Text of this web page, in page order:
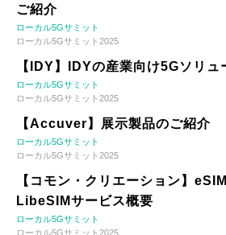
ご紹介
ローカル5Gサミット
ローカル5Gサミット2025
【IDY】IDYの産業向け5Gソリュ
ローカル5Gサミット
ローカル5Gサミット2025
【Accuver】展示製品のご紹介
ローカル5Gサミット
ローカル5Gサミット2025
【コモン・クリエーション】
LibeSIMサービス概要
ローカル5Gサミット
ローカル5Gサミット2025